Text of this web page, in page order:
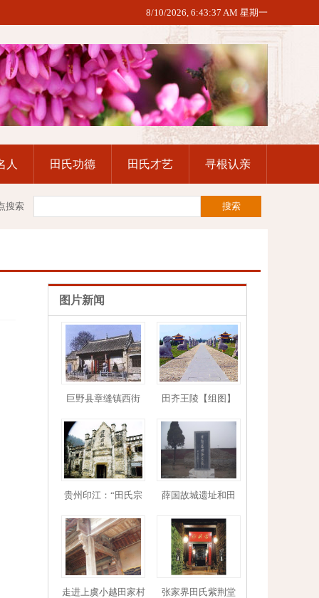
8/10/2026, 6:43:38 AM 星期一
345
人 田氏功德 田氏才艺 寻根认亲
搜索
图片新闻
巨野县章缝镇西街 田齐王陵【组图】
贵州印江：“田氏宗 薛国故城遗址和田
走进上虞小越田家村 张家界田氏紫荆堂